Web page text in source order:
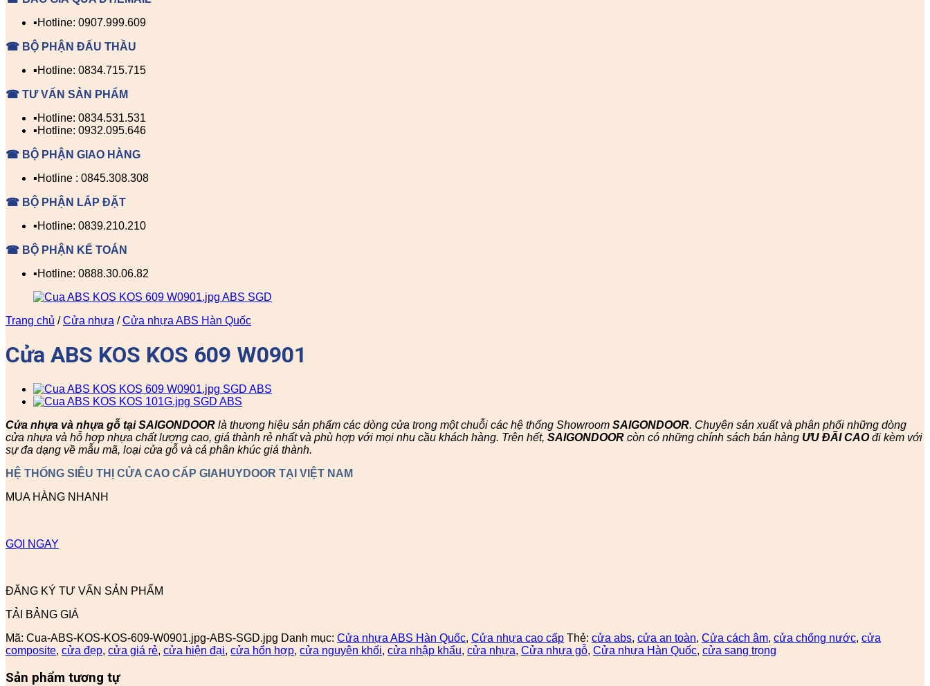
▪️Hotline: 0907.999.609
☎ BỘ PHẬN ĐẤU THẦU
▪️Hotline: 0834.715.715
☎ TƯ VẤN SẢN PHẨM
▪️Hotline: 0834.531.531
▪️Hotline: 0932.095.646
☎ BỘ PHẬN GIAO HÀNG
▪️Hotline : 0845.308.308
☎ BỘ PHẬN LẮP ĐẶT
▪️Hotline: 0839.210.210
☎ BỘ PHẬN KẾ TOÁN
▪️Hotline: 0888.30.06.82
Trang chủ / Cửa nhựa / Cửa nhựa ABS Hàn Quốc
Cửa ABS KOS KOS 609 W0901
Cửa nhựa và nhựa gỗ tại SAIGONDOOR là thương hiệu sản phẩm các dòng cửa trong một chuỗi các hệ thống Showroom SAIGONDOOR. Chuyên sản xuất và phân phối những dòng
cửa nhựa và hỗ hợp nhựa chất lượng cao, giá thành rẻ nhất và phù hợp với mọi nhu cầu khách hàng. Trên hết, SAIGONDOOR còn có những chính sách bán hàng ƯU ĐÃI CAOđi kèm với
sự đa dạng về mẫu mã, loại cửa gỗ và cả phân khúc giá thành.
HỆ THỐNG SIÊU THỊ CỬA CAO CẤP GIAHUYDOOR TẠI VIỆT NAM
MUA HÀNG NHANH
GỌI NGAY
ĐĂNG KÝ TƯ VẤN SẢN PHẨM
TẢI BẢNG GIÁ
Mã: Cua-ABS-KOS-KOS-609-W0901.jpg-ABS-SGD.jpg Danh mục: Cửa nhựa ABS Hàn Quốc, Cửa nhựa cao cấp Thẻ: cửa abs, cửa an toàn, Cửa cách âm, cửa chống nước, cửa
composite, cửa đẹp, cửa giá rẻ, cửa hiện đại, cửa hổn hợp, cửa nguyên khối, cửa nhập khẩu, cửa nhựa, Cửa nhựa gỗ, Cửa nhựa Hàn Quốc, cửa sang trọng
Sản phẩm tương tự